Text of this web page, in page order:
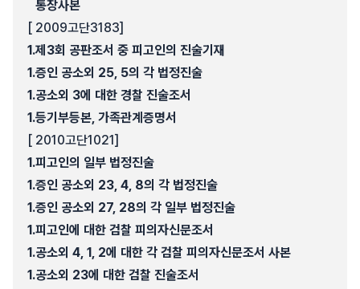
통장사본
[ 2009고단3183]
1.제3회 공판조서 중 피고인의 진술기재
1.증인 공소외 25, 5의 각 법정진술
1.공소외 3에 대한 경찰 진술조서
1.등기부등본, 가족관계증명서
[ 2010고단1021]
1.피고인의 일부 법정진술
1.증인 공소외 23, 4, 8의 각 법정진술
1.증인 공소외 27, 28의 각 일부 법정진술
1.피고인에 대한 검찰 피의자신문조서
1.공소외 4, 1, 2에 대한 각 검찰 피의자신문조서 사본
1.공소외 23에 대한 검찰 진술조서